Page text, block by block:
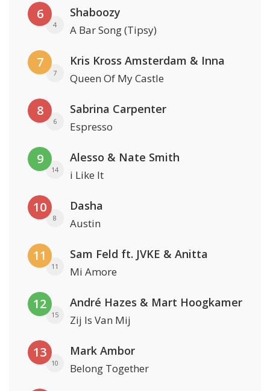
6
4
Shaboozy
A Bar Song (Tipsy)
7
7
Kris Kross Amsterdam & Inna
Queen Of My Castle
8
6
Sabrina Carpenter
Espresso
9
14
Alesso & Nate Smith
i Like It
10
8
Dasha
Austin
11
11
Sam Feld ft. JVKE & Anitta
Mi Amore
12
15
André Hazes & Mart Hoogkamer
Zij Is Van Mij
13
10
Mark Ambor
Belong Together